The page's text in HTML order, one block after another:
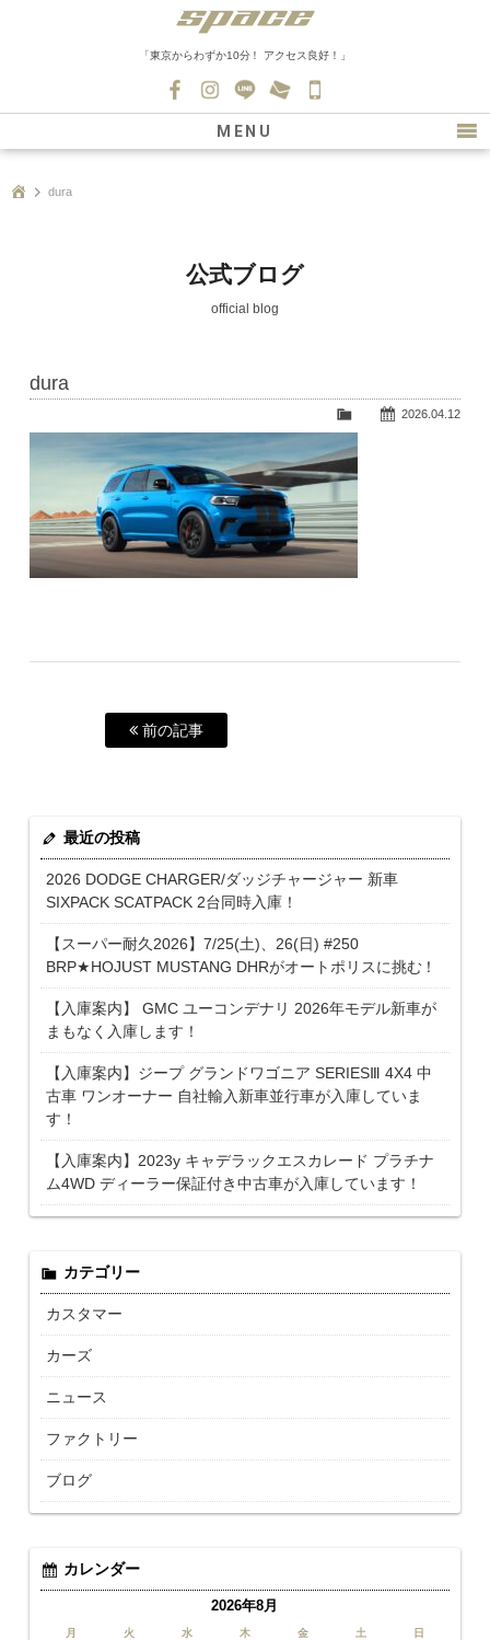
「東京からわずか10分！ アクセス良好！」
0139
MENU
新車情報
在庫車情報
会社紹介
スタッフ募集
dura
公式ブログ
official blog
dura
2026.04.12
前の記事
最近の投稿
2026 DODGE CHARGER/ダッジチャージャー 新車
SIXPACK SCATPACK 2台同時入庫！
【スーパー耐久2026】7/25(土)、26(日) #250
BRP★HOJUST MUSTANG DHRがオートポリスに挑む！
【入庫案内】 GMC ユーコンデナリ 2026年モデル新車が
まもなく入庫します！
【入庫案内】ジープ グランドワゴニア SERIESⅢ 4X4 中
古車 ワンオーナー 自社輸入新車並行車が入庫していま
す！
【入庫案内】2023y キャデラックエスカレード プラチナ
ム4WD ディーラー保証付き中古車が入庫しています！
カテゴリー
カスタマー
カーズ
ニュース
ファクトリー
ブログ
カレンダー
2026年8月
月 火 水 木 金 土 日